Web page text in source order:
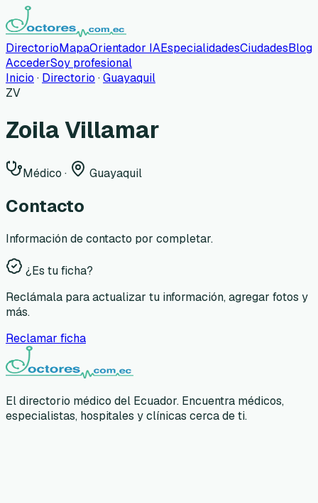
DirectorioMapaOrientador IAEspecialidadesCiudadesBlog
AccederSoy profesional
Inicio · Directorio ·Guayaquil
ZV
Zoila Villamar
Médico · Guayaquil
Contacto
Información de contacto por completar.
¿Es tu ficha?
Reclámala para actualizar tu información, agregar fotos y
más.
Reclamar ficha
El directorio médico del Ecuador. Encuentra médicos,
especialistas, hospitales y clínicas cerca de ti.